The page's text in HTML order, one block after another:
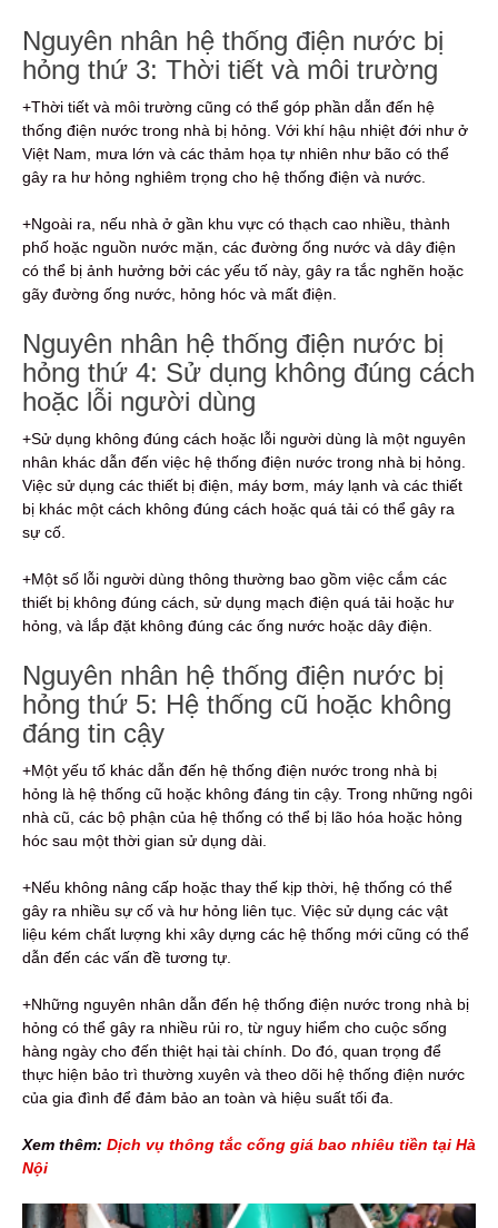
Nguyên nhân hệ thống điện nước bị
hỏng thứ 3: Thời tiết và môi trường
+Thời tiết và môi trường cũng có thể góp phần dẫn đến hệ
thống điện nước trong nhà bị hỏng. Với khí hậu nhiệt đới như ở
Việt Nam, mưa lớn và các thảm họa tự nhiên như bão có thể
gây ra hư hỏng nghiêm trọng cho hệ thống điện và nước.
+Ngoài ra, nếu nhà ở gần khu vực có thạch cao nhiều, thành
phố hoặc nguồn nước mặn, các đường ống nước và dây điện
có thể bị ảnh hưởng bởi các yếu tố này, gây ra tắc nghẽn hoặc
gãy đường ống nước, hỏng hóc và mất điện.
Nguyên nhân hệ thống điện nước bị
hỏng thứ 4: Sử dụng không đúng cách
hoặc lỗi người dùng
+Sử dụng không đúng cách hoặc lỗi người dùng là một nguyên
nhân khác dẫn đến việc hệ thống điện nước trong nhà bị hỏng.
Việc sử dụng các thiết bị điện, máy bơm, máy lạnh và các thiết
bị khác một cách không đúng cách hoặc quá tải có thể gây ra
sự cố.
+Một số lỗi người dùng thông thường bao gồm việc cắm các
thiết bị không đúng cách, sử dụng mạch điện quá tải hoặc hư
hỏng, và lắp đặt không đúng các ống nước hoặc dây điện.
Nguyên nhân hệ thống điện nước bị
hỏng thứ 5: Hệ thống cũ hoặc không
đáng tin cậy
+Một yếu tố khác dẫn đến hệ thống điện nước trong nhà bị
hỏng là hệ thống cũ hoặc không đáng tin cậy. Trong những ngôi
nhà cũ, các bộ phận của hệ thống có thể bị lão hóa hoặc hỏng
hóc sau một thời gian sử dụng dài.
+Nếu không nâng cấp hoặc thay thế kịp thời, hệ thống có thể
gây ra nhiều sự cố và hư hỏng liên tục. Việc sử dụng các vật
liệu kém chất lượng khi xây dựng các hệ thống mới cũng có thể
dẫn đến các vấn đề tương tự.
+Những nguyên nhân dẫn đến hệ thống điện nước trong nhà bị
hỏng có thể gây ra nhiều rủi ro, từ nguy hiểm cho cuộc sống
hàng ngày cho đến thiệt hại tài chính. Do đó, quan trọng để
thực hiện bảo trì thường xuyên và theo dõi hệ thống điện nước
của gia đình để đảm bảo an toàn và hiệu suất tối đa.
Xem thêm: Dịch vụ thông tắc cống giá bao nhiêu tiền tại Hà
Nội